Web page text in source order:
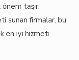
önem taşır.
sunan firmalar, bu
en iyi hizmeti